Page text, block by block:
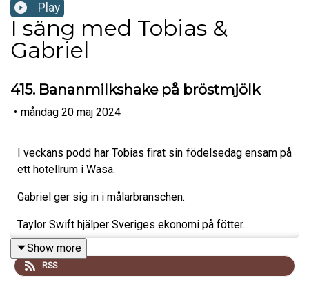
Play
I säng med Tobias &
Gabriel
415. Bananmilkshake på bröstmjölk
• måndag 20 maj 2024
I veckans podd har Tobias firat sin födelsedag ensam på
ett hotellrum i Wasa.
Gabriel ger sig in i målarbranschen.
Taylor Swift hjälper Sveriges ekonomi på fötter.
Äntligen kliver Sveriges bästa körsångerska -Britta
Bergström- fram i rampljuset.
Show more
RSS